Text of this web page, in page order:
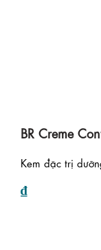
BR Creme
Kem đặc trị
₫